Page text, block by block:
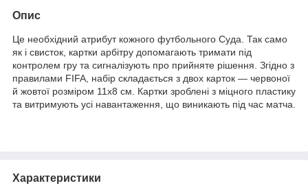
Опис
Це необхідний атрибут кожного футбольного Суда. Так само
як і свисток, картки арбітру допомагають тримати під
контролем гру та сигналізують про прийняте рішення. Згідно з
правилами FIFA, набір складається з двох карток — червоної
й жовтої розміром 11х8 см. Картки зроблені з міцного пластику
та витримують усі навантаження, що виникають під час матча.
Характеристики